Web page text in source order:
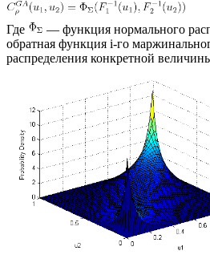
Где — функция нормального
обратная функция i-го
распределения конкретной